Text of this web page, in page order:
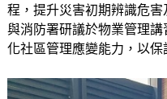
程，提升災害初期辨識危
與消防署研議於物業管理
化社區管理應變能力，以保